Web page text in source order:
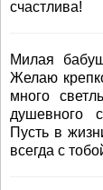
счастлива!
Милая
Желаю
много
душевного
Пусть в
всегда с